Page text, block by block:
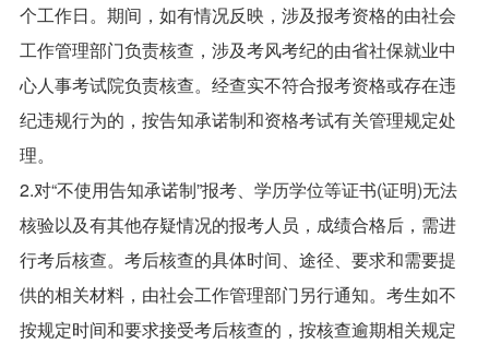
个工作日。期间，如有情况反映，涉及报考资格的由社会
工作管理部门负责核查，涉及考风考纪的由省社保就业中
心人事考试院负责核查。经查实不符合报考资格或存在违
纪违规行为的，按告知承诺制和资格考试有关管理规定处
理。
2.对“不使用告知承诺制”报考、学历学位等证书(证明)无法
核验以及有其他存疑情况的报考人员，成绩合格后，需进
行考后核查。考后核查的具体时间、途径、要求和需要提
供的相关材料，由社会工作管理部门另行通知。考生如不
按规定时间和要求接受考后核查的，按核查逾期相关规定